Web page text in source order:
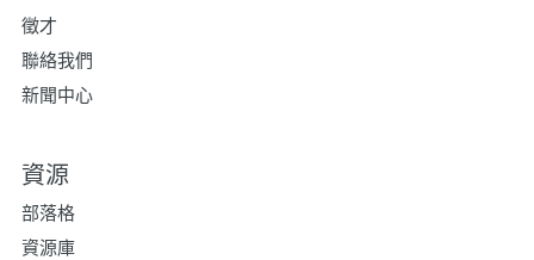
徵才
聯絡我們
新聞中心
資源
部落格
資源庫